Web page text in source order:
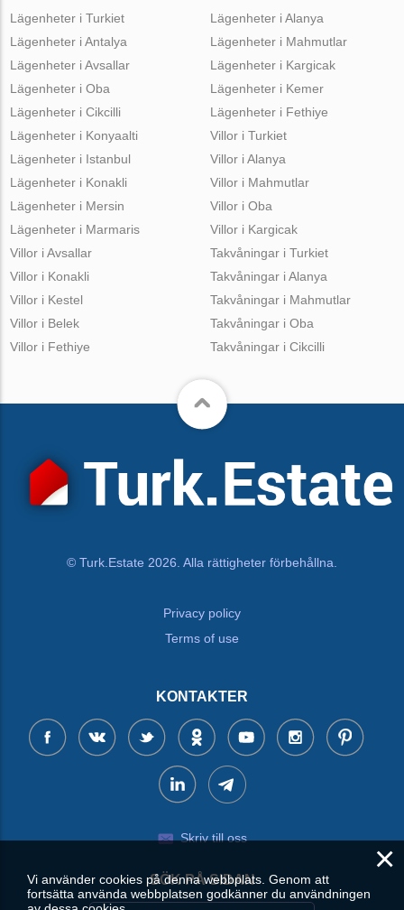
Lägenheter i Turkiet
Lägenheter i Antalya
Lägenheter i Avsallar
Lägenheter i Oba
Lägenheter i Cikcilli
Lägenheter i Alanya
Lägenheter i Mahmutlar
Lägenheter i Kargicak
Lägenheter i Kemer
Lägenheter i Fethiye
Lägenheter i Konyaalti
Lägenheter i Istanbul
Lägenheter i Konakli
Lägenheter i Mersin
Lägenheter i Marmaris
Villor i Turkiet
Villor i Alanya
Villor i Mahmutlar
Villor i Oba
Villor i Kargicak
Villor i Avsallar
Villor i Konakli
Villor i Kestel
Villor i Belek
Villor i Fethiye
Takvåningar i Turkiet
Takvåningar i Alanya
Takvåningar i Mahmutlar
Takvåningar i Oba
Takvåningar i Cikcilli
© Turk.Estate 2026. Alla rättigheter förbehållna.
Privacy policy
Terms of use
KONTAKTER
Skriv till oss
SÖK PÅ SIDAN
×
Vi använder cookies på denna webbplats. Genom att
fortsätta använda webbplatsen godkänner du användningen